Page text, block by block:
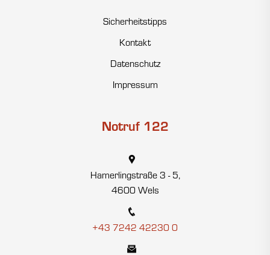
Sicherheitstipps
Kontakt
Datenschutz
Impressum
Notruf 122
Hamerlingstraße 3 - 5,
4600 Wels
+43 7242 42230 0